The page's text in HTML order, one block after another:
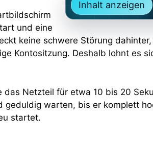
Inhalt anzeigen
und eine
keine schwere Störung
Kontositzung. Deshalb lohnt es
Netzteil für etwa 10 bis 20
warten, bis er komplett
startet.